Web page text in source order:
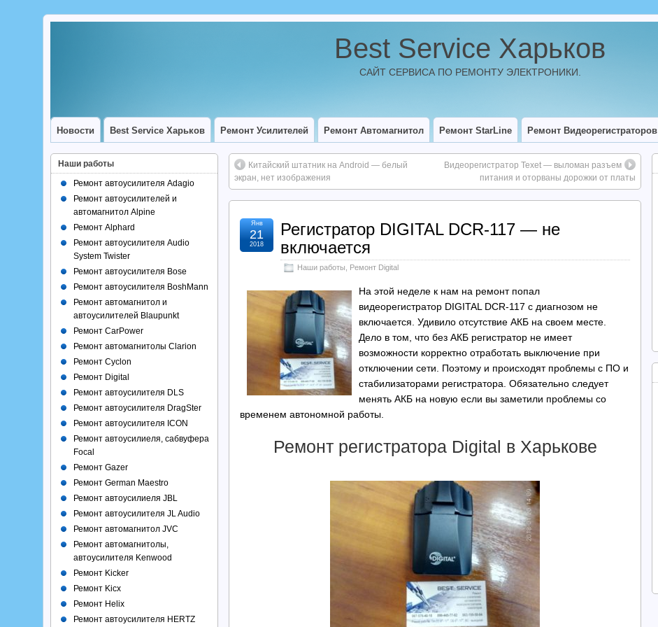
Best Service Харьков
САЙТ СЕРВИСА ПО РЕМОНТУ ЭЛЕКТРОНИКИ.
Новости Best Service Харьков Ремонт Усилителей Ремонт Автомагнитол Ремонт StarLine Ремонт Видеорегистраторов
Китайский штатник на Android — белый
экран, нет изображения
Видеорегистратор Texet — выломан разъем
питания и оторваны дорожки от платы
Регистратор DIGITAL DCR-117 — не
включается
Наши работы Ремонт Digital
Янв
21
2018
На этой неделе к нам на ремонт попал
видеорегистратор DIGITAL DCR-117 с диагнозом не
включается. Удивило отсутствие АКБ на своем месте.
Дело в том, что без АКБ регистратор не имеет
возможности корректно отработать выключение при
отключении сети. Поэтому и происходят проблемы с ПО и
стабилизаторами регистратора. Обязательно следует
менять АКБ на новую если вы заметили проблемы со
временем автономной работы.
Ремонт регистратора Digital в Харькове
Наши работы
Ремонт автоусилителя Adagio
Ремонт автоусилителей и
автомагнитол Alpine
Ремонт Alphard
Ремонт автоусилителя Audio
System Twister
Ремонт автоусилителя Bose
Ремонт автоусилителя BoshMann
Ремонт автомагнитол и
автоусилителей Blaupunkt
Ремонт CarPower
Ремонт автомагнитолы Clarion
Ремонт Cyclon
Ремонт Digital
Ремонт автоусилителя DLS
Ремонт автоусилителя DragSter
Ремонт автоусилителя ICON
Ремонт автоусилиеля, сабвуфера
Focal
Ремонт Gazer
Ремонт German Maestro
Ремонт автоусилиеля JBL
Ремонт автоусилителя JL Audio
Ремонт автомагнитол JVC
Ремонт автомагнитолы,
автоусилителя Kenwood
Ремонт Kicker
Ремонт Kicx
Ремонт Helix
Ремонт автоусилителя HERTZ